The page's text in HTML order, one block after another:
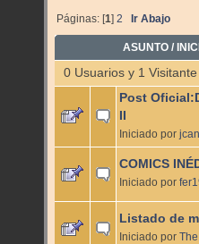
Páginas: [1]2 Ir Abajo
ASUNTO /
0 Usuarios y 1
Post
Iniciado por
COMICS
Iniciado por
Listado de
Iniciado por